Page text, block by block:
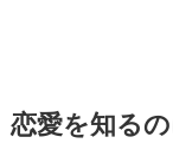
恋愛を知る